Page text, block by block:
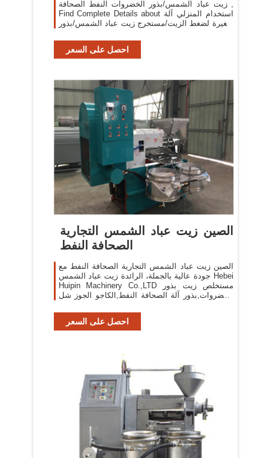
زيت عباد الشمس/بذور الخضروات النفط الصحافة ,
Find Complete Details about استخدام المنزلي آلة
صغيرة لضغط الزيت/مستخرج زيت عباد الشمس/بذور
المصغرة
احصل على السعر
الصين زيت عباد الشمس التجارية
الصحافة النفط
الصين زيت عباد الشمس التجارية الصحافة النفط مع
جودة عالية بالجملة، الرائدة زيت عباد الشمس Hebei
Huipin Machinery Co.,LTD مستخلص زيت بذور
الخضروات,بذور آلة الصحافة النفط,الكاجو الجوز شل
احصل على السعر